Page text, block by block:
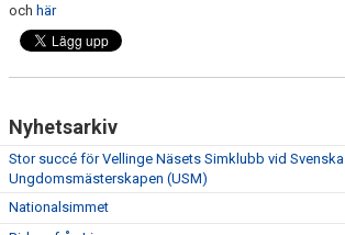
och här
Nyhetsarkiv
Stor succé för Vellinge Näsets Simklubb vid Svenska
Ungdomsmästerskapen (USM)
Nationalsimmet